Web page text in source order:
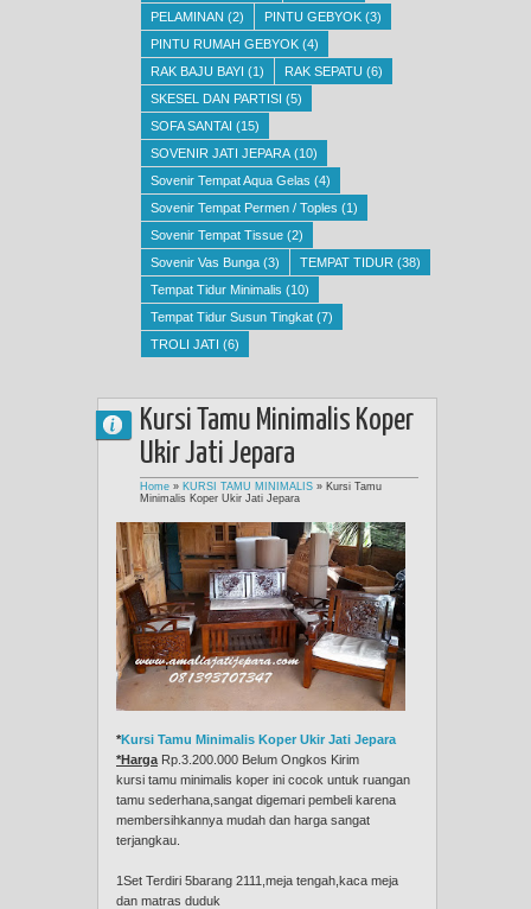
PELAMINAN (2) PINTU GEBYOK (3)
PINTU RUMAH GEBYOK (4)
RAK BAJU BAYI (1) RAK SEPATU (6)
SKESEL DAN PARTISI (5)
SOFA SANTAI (15)
SOVENIR JATI JEPARA (10)
Sovenir Tempat Aqua Gelas (4)
Sovenir Tempat Permen / Toples (1)
Sovenir Tempat Tissue (2)
Sovenir Vas Bunga (3) TEMPAT TIDUR (38)
Tempat Tidur Minimalis (10)
Tempat Tidur Susun Tingkat (7)
TROLI JATI (6)
Kursi Tamu Minimalis Koper
Ukir Jati Jepara
Home » KURSI TAMU MINIMALIS » Kursi Tamu
Minimalis Koper Ukir Jati Jepara
*Kursi Tamu Minimalis Koper Ukir Jati Jepara
*Harga Rp.3.200.000 Belum Ongkos Kirim
kursi tamu minimalis koper ini cocok untuk ruangan
tamu sederhana,sangat digemari pembeli karena
membersihkannya mudah dan harga sangat
terjangkau.
1Set Terdiri 5barang 2111,meja tengah,kaca meja
dan matras duduk